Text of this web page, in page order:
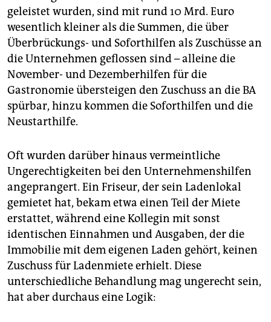
geleistet wurden, sind mit rund 10 Mrd. Euro
wesentlich kleiner als die Summen, die über
Überbrückungs- und Soforthilfen als Zuschüsse an
die Unternehmen geflossen sind – alleine die
November- und Dezemberhilfen für die
Gastronomie übersteigen den Zuschuss an die BA
spürbar, hinzu kommen die Soforthilfen und die
Neustarthilfe.
Oft wurden darüber hinaus vermeintliche
Ungerechtigkeiten bei den Unternehmenshilfen
angeprangert. Ein Friseur, der sein Ladenlokal
gemietet hat, bekam etwa einen Teil der Miete
erstattet, während eine Kollegin mit sonst
identischen Einnahmen und Ausgaben, der die
Immobilie mit dem eigenen Laden gehört, keinen
Zuschuss für Ladenmiete erhielt. Diese
unterschiedliche Behandlung mag ungerecht sein,
hat aber durchaus eine Logik: